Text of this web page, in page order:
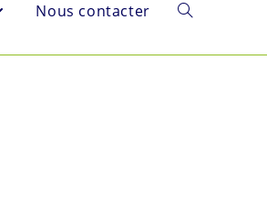
Nous contacter